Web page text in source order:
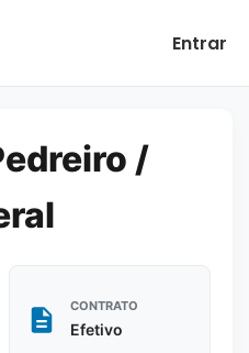
Entrar
/
CONTRATO
Efetivo